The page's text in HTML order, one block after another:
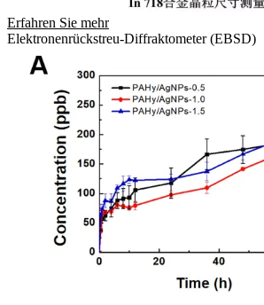
Erfahren Sie mehr
Elektronenrückstreu-Diffraktometer (EBSD)